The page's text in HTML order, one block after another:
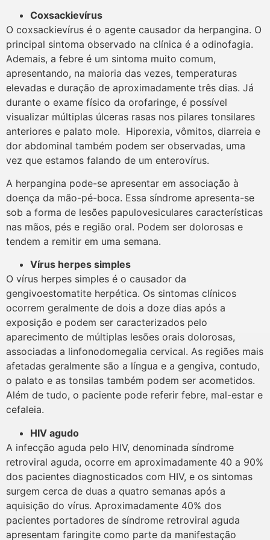
Coxsackievírus
O coxsackievírus é o agente causador da herpangina. O
principal sintoma observado na clínica é a odinofagia.
Ademais, a febre é um sintoma muito comum,
apresentando, na maioria das vezes, temperaturas
elevadas e duração de aproximadamente três dias. Já
durante o exame físico da orofaringe, é possível
visualizar múltiplas úlceras rasas nos pilares tonsilares
anteriores e palato mole. Hiporexia, vômitos, diarreia e
dor abdominal também podem ser observadas, uma
vez que estamos falando de um enterovírus.
A herpangina pode-se apresentar em associação à
doença da mão-pé-boca. Essa síndrome apresenta-se
sob a forma de lesões papulovesiculares características
nas mãos, pés e região oral. Podem ser dolorosas e
tendem a remitir em uma semana.
Vírus herpes simples
O vírus herpes simples é o causador da
gengivoestomatite herpética. Os sintomas clínicos
ocorrem geralmente de dois a doze dias após a
exposição e podem ser caracterizados pelo
aparecimento de múltiplas lesões orais dolorosas,
associadas a linfonodomegalia cervical. As regiões mais
afetadas geralmente são a língua e a gengiva, contudo,
o palato e as tonsilas também podem ser acometidos.
Além de tudo, o paciente pode referir febre, mal-estar e
cefaleia.
HIV agudo
A infecção aguda pelo HIV, denominada síndrome
retroviral aguda, ocorre em aproximadamente 40 a 90%
dos pacientes diagnosticados com HIV, e os sintomas
surgem cerca de duas a quatro semanas após a
aquisição do vírus. Aproximadamente 40% dos
pacientes portadores de síndrome retroviral aguda
apresentam faringite como parte da manifestação